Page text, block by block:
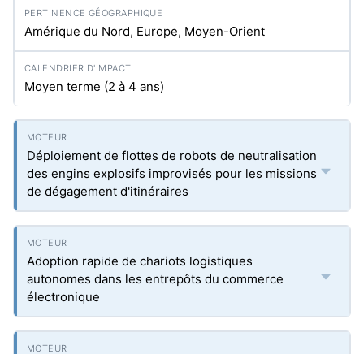
Amérique du Nord, Europe, Moyen-Orient
Moyen terme (2 à 4 ans)
Déploiement de flottes de robots de neutralisation
des engins explosifs improvisés pour les missions
de dégagement d'itinéraires
Adoption rapide de chariots logistiques
autonomes dans les entrepôts du commerce
électronique